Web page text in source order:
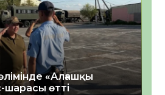
«Алғашқы
шарасы өтті